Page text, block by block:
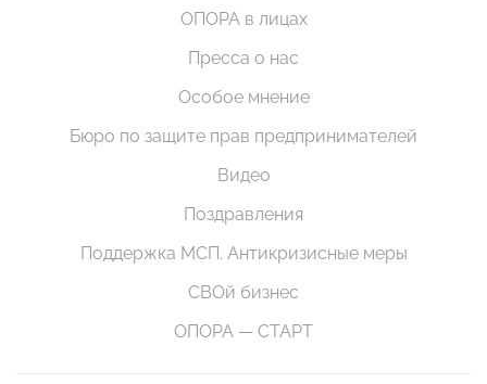
ОПОРА в лицах
Пресса о нас
Особое мнение
Бюро по защите прав предпринимателей
Видео
Поздравления
Поддержка МСП. Антикризисные меры
СВОй бизнес
ОПОРА — СТАРТ